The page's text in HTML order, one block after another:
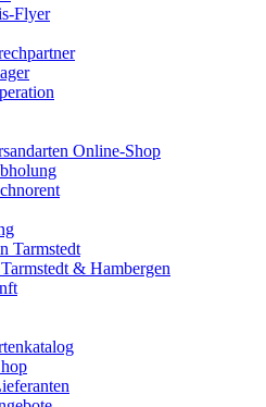
Flyer
Online-Shop
Tarmstedt
& Hambergen